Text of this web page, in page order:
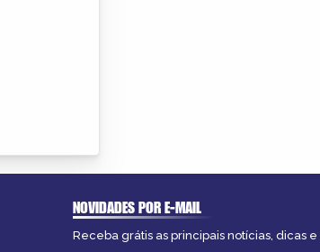
NOVIDADES POR E-MAIL
Receba grátis as principais notícias, dicas